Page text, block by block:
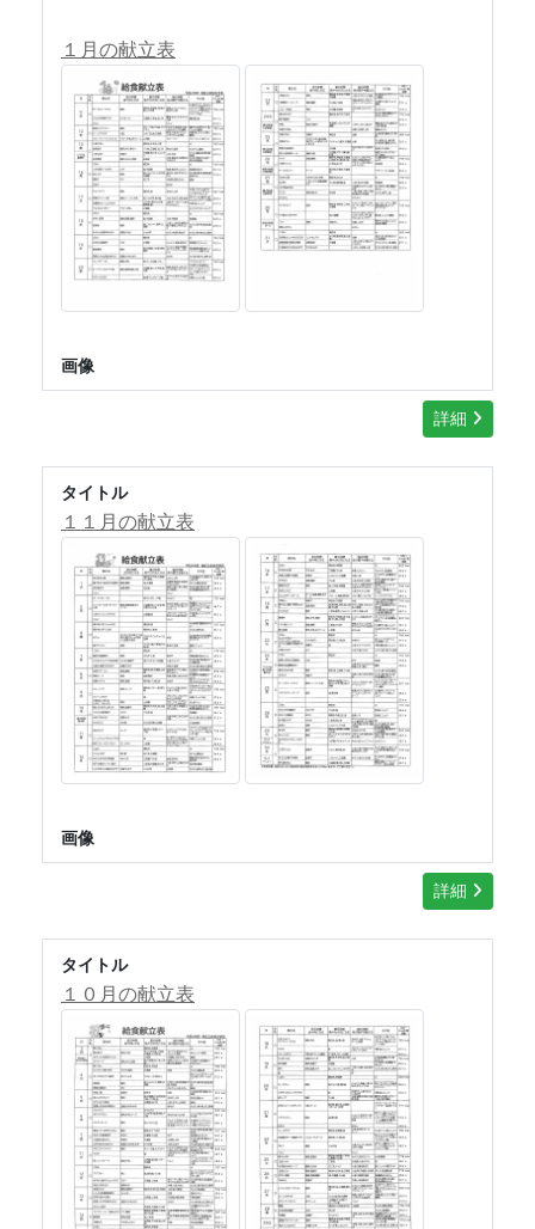
１月の献立表
画像
詳細
タイトル
１１月の献立表
画像
詳細
タイトル
１０月の献立表